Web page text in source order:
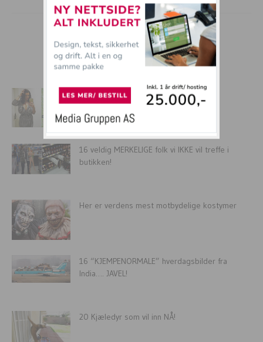
mer tullball
Motetips til alle dere jenter med
KJEMPEPUPPER!
16 veldig MERKELIGE folk vi IKKE vil treffe i
butikken!
Her er verdens mest motbydelige kostymer
16 “KJEMPENORMALE” hverdagsbilder fra
India…. JAVEL!
20 Kjæledyr som vil inn NÅ!